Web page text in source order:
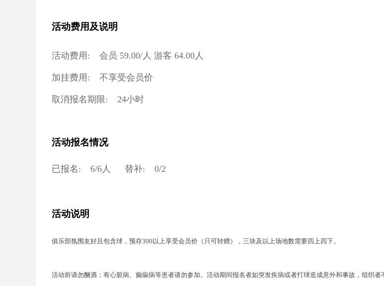
活动费用及说明
活动费用: 会员 59.00/人 游客 64.00人
加挂费用: 不享受会员价
取消报名期限: 24小时
活动报名情况
已报名: 6/6人 替补: 0/2
活动说明
俱乐部氛围友好且包含球，预存300以上享受会员价（只可转赠），三块及以上场地数需要四上四下。
活动前请勿酗酒；有心脏病、癫痫病等患者请勿参加。活动期间报名者如突发疾病或者打球造成意外和事故，组织